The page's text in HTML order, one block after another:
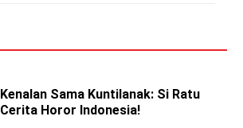
Kenalan Sama Kuntilanak: Si Ratu
Cerita Horor Indonesia!